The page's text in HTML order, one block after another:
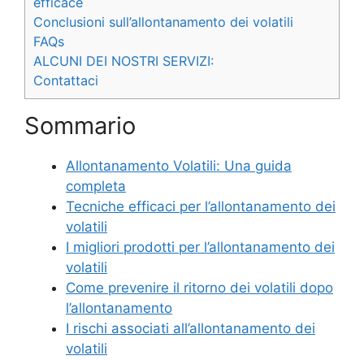
Conclusioni sull’allontanamento dei volatili
FAQs
ALCUNI DEI NOSTRI SERVIZI:
Contattaci
Sommario
Allontanamento Volatili: Una guida
completa
Tecniche efficaci per l’allontanamento dei
volatili
I migliori prodotti per l’allontanamento dei
volatili
Come prevenire il ritorno dei volatili dopo
l’allontanamento
I rischi associati all’allontanamento dei
volatili